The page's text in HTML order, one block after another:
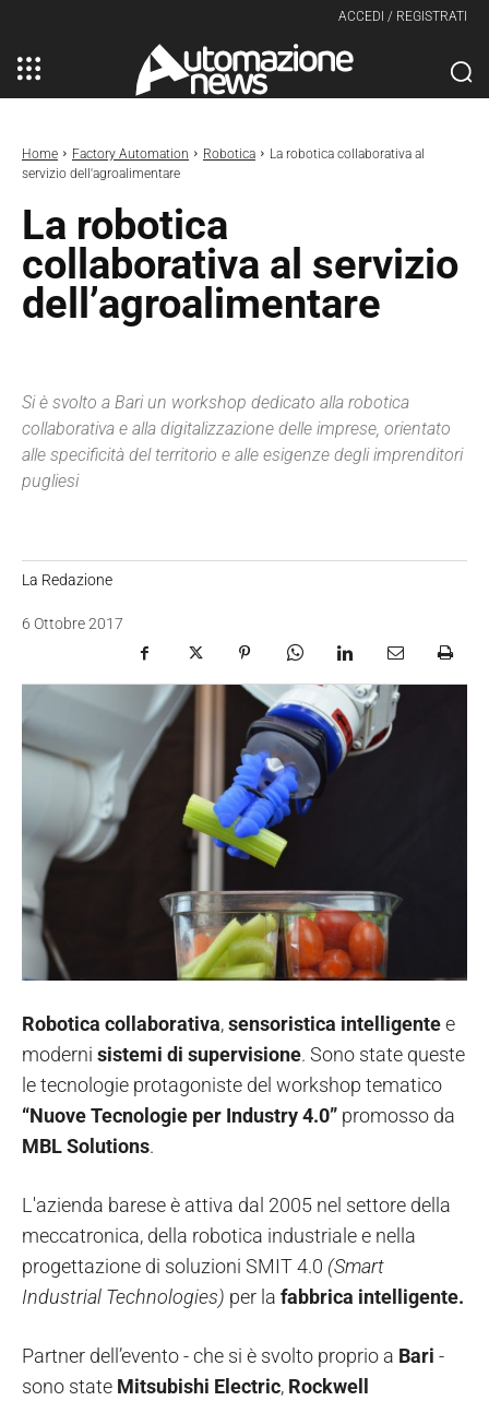
ACCEDI / REGISTRATI
Home Factory Automation Robotica
La robotica collaborativa al
servizio dell'agroalimentare
La robotica
collaborativa al servizio
dell’agroalimentare
Si è svolto a Bari un workshop dedicato alla robotica
collaborativa e alla digitalizzazione delle imprese, orientato
alle specificità del territorio e alle esigenze degli imprenditori
pugliesi
La Redazione
6 Ottobre 2017
Robotica collaborativa,sensoristica intelligentee
moderni sistemi di supervisione. Sono state queste
le tecnologie protagoniste del workshop tematico
“Nuove Tecnologie per Industry 4.0” promosso da
MBL Solutions.
L'azienda barese è attiva dal 2005 nel settore della
meccatronica, della robotica industriale e nella
progettazione di soluzioni SMIT 4.0 (Smart
Industrial Technologies) per la fabbrica intelligente.
Partner dell’evento - che si è svolto proprio a Bari -
sono state Mitsubishi Electric, Rockwell